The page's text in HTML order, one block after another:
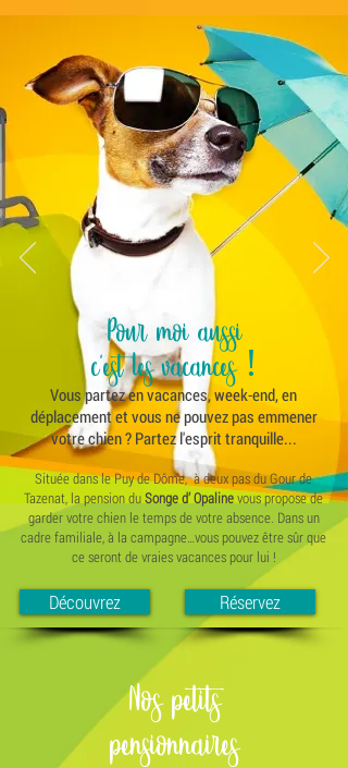
Pour moi aussi
c'est les vacances !
Vous partez en vacances, week-end, en
déplacement et vous ne pouvez pas emmener
votre chien ? Partez l'esprit tranquille...
Située dans le Puy de Dôme, à deux pas du Gour de
Tazenat, la pension duSonge d’ Opalinevous propose de
garder votre chien le temps de votre absence. Dans un
cadre familiale, à la campagne…vous pouvez être sûr que
ce seront de vraies vacances pour lui !
Découvrez Réservez
Nos petits
pensionnaires